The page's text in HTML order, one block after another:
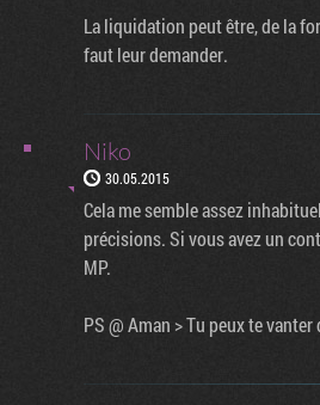
La liquidation peut être, de la
faut leur demander.
Niko
30.05.2015
Cela me semble assez
précisions. Si vous avez un
MP.
PS @ Aman > Tu peux te